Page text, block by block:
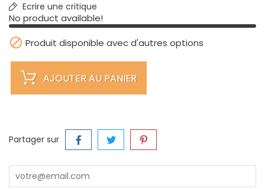
Ecrire une critique
No product available!
 Produit disponible avec d'autres options
AJOUTER AU PANIER
Partager sur